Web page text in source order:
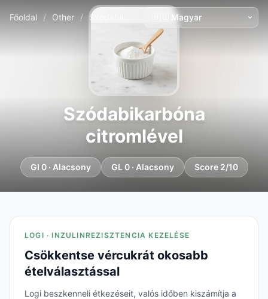
Főoldal / Other / Szódabikarbóna citromlével
Szódabikarbóna
citromlével
GI 0 · Alacsony GL 0 · Alacsony Score 2/10
LOGI · INZULINREZISZTENCIA KEZELÉSE
Csökkentse vércukrát okosabb
ételválasztással
Logi beszkenneli étkezéseit, valós időben kiszámítja a